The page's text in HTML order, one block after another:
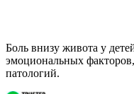
Боль внизу живота у
эмоциональных
патологий.